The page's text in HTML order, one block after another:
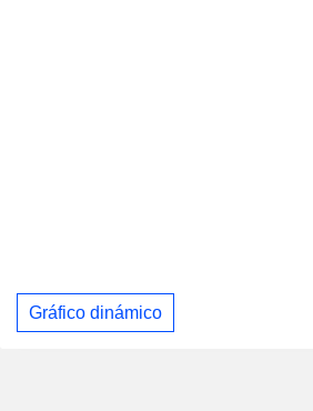
Gráfico dinámico